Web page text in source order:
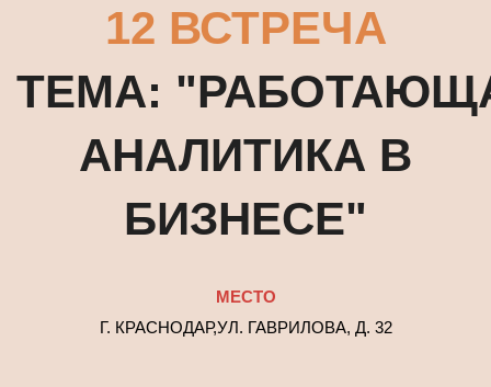
12 ВСТРЕЧА
ТЕМА:
АНАЛИТИКА В
БИЗНЕСЕ"
МЕСТО
Г. КРАСНОДАР,УЛ. ГАВРИЛОВА, Д. 32